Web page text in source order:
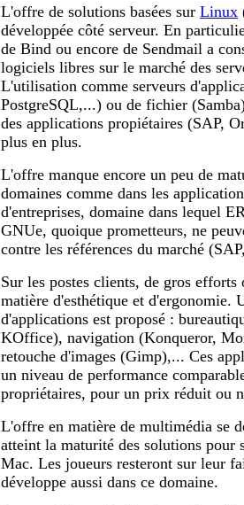
L'offre de solutions basées sur Linux
développée côté serveur. En
de Bind ou encore de Sendmail a
logiciels libres sur le marché des
L'utilisation comme serveurs
PostgreSQL,...) ou de fichier
des applications propiétaires (SAP,
plus en plus.
L'offre manque encore un peu de
domaines comme dans les
d'entreprises, domaine dans lequel
GNUe, quoique prometteurs, ne
contre les références du marché
Sur les postes clients, de gros efforts
matière d'esthétique et d'ergonomie.
d'applications est proposé :
KOffice), navigation (Konqueror,
retouche d'images (Gimp),... Ces
un niveau de performance
propriétaires, pour un prix réduit ou
L'offre en matière de multimédia se
atteint la maturité des solutions pour
Mac. Les joueurs resteront sur leur
développe aussi dans ce domaine.